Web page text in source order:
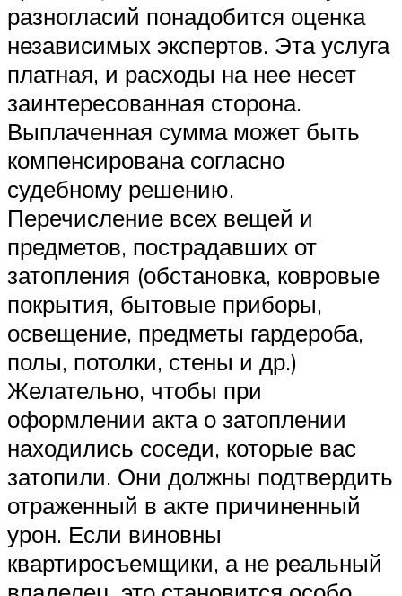
разногласий понадобится оценка
независимых экспертов. Эта услуга
платная, и расходы на нее несет
заинтересованная сторона.
Выплаченная сумма может быть
компенсирована согласно
судебному решению.
Перечисление всех вещей и
предметов, пострадавших от
затопления (обстановка, ковровые
покрытия, бытовые приборы,
освещение, предметы гардероба,
полы, потолки, стены и др.)
Желательно, чтобы при
оформлении акта о затоплении
находились соседи, которые вас
затопили. Они должны подтвердить
отраженный в акте причиненный
урон. Если виновны
квартиросъемщики, а не реальный